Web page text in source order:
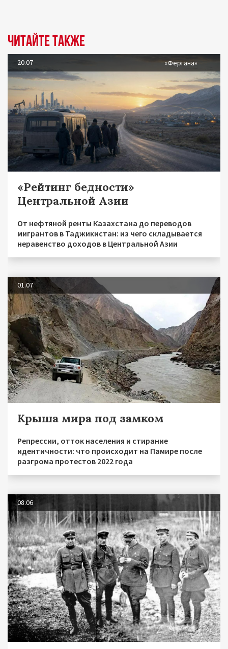
Читайте также
20.07 «Фергана»
«Рейтинг бедности»
Центральной Азии
От нефтяной ренты Казахстана до переводов
мигрантов в Таджикистан: из чего складывается
неравенство доходов в Центральной Азии
01.07
Крыша мира под замком
Репрессии, отток населения и стирание
идентичности: что происходит на Памире после
разгрома протестов 2022 года
08.06